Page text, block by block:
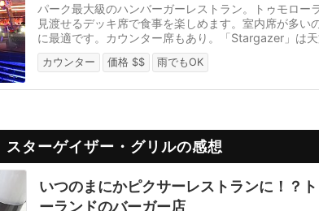
パーク最大級のハンバーガーレストラン。トゥモロー
見渡せるデッキ席で食事を楽しめます。室内席が多い
に最適です。カウンター席もあり。「Stargazer」は
意味。2025年6月3日にピクサー...
カウンター 価格 $$ 雨でもOK
スターゲイザー・グリルの感想
いつのまにかピクサーレストランに！？
ーランドのバーガー店